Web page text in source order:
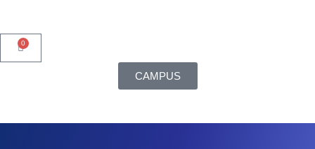
0
CAMPUS